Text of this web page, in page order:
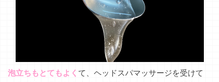
泡立ちもとてもよくて、ヘッドスパマッサージを受けて